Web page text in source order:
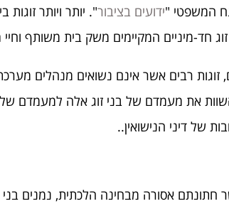
המשפטי "ידועים בציבור". יותר ויותר
זוג חד-מיניים המקיימים משק בית משותף
זוגות רבים אשר אינם נשואים מנהלים
את מעמדם של בני זוג אלה למעמדם
של דיני הנישואין..
אסורה מבחינה הלכתית, נמנים בני